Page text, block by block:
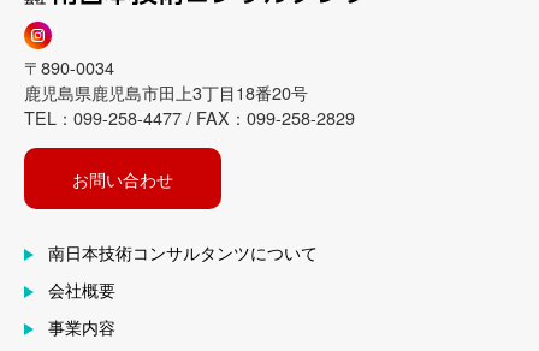
〒890-0034
鹿児島県鹿児島市田上3丁目18番20号
TEL：099-258-4477 / FAX：099-258-2829
お問い合わせ
南日本技術コンサルタンツについて
会社概要
事業内容